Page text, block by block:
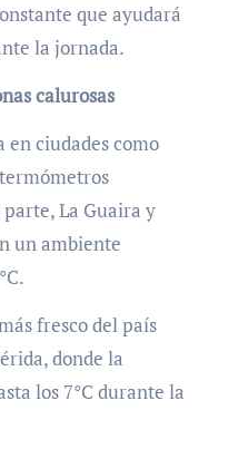
que ayudará
la jornada.
calurosas
en ciudades como
parte, La Guaira y
un ambiente
fresco del país
donde la
los 7°C durante la